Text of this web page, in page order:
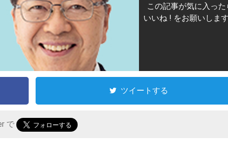
この記事が気に入った
いいね ! をお願いしま
ツイートする
で